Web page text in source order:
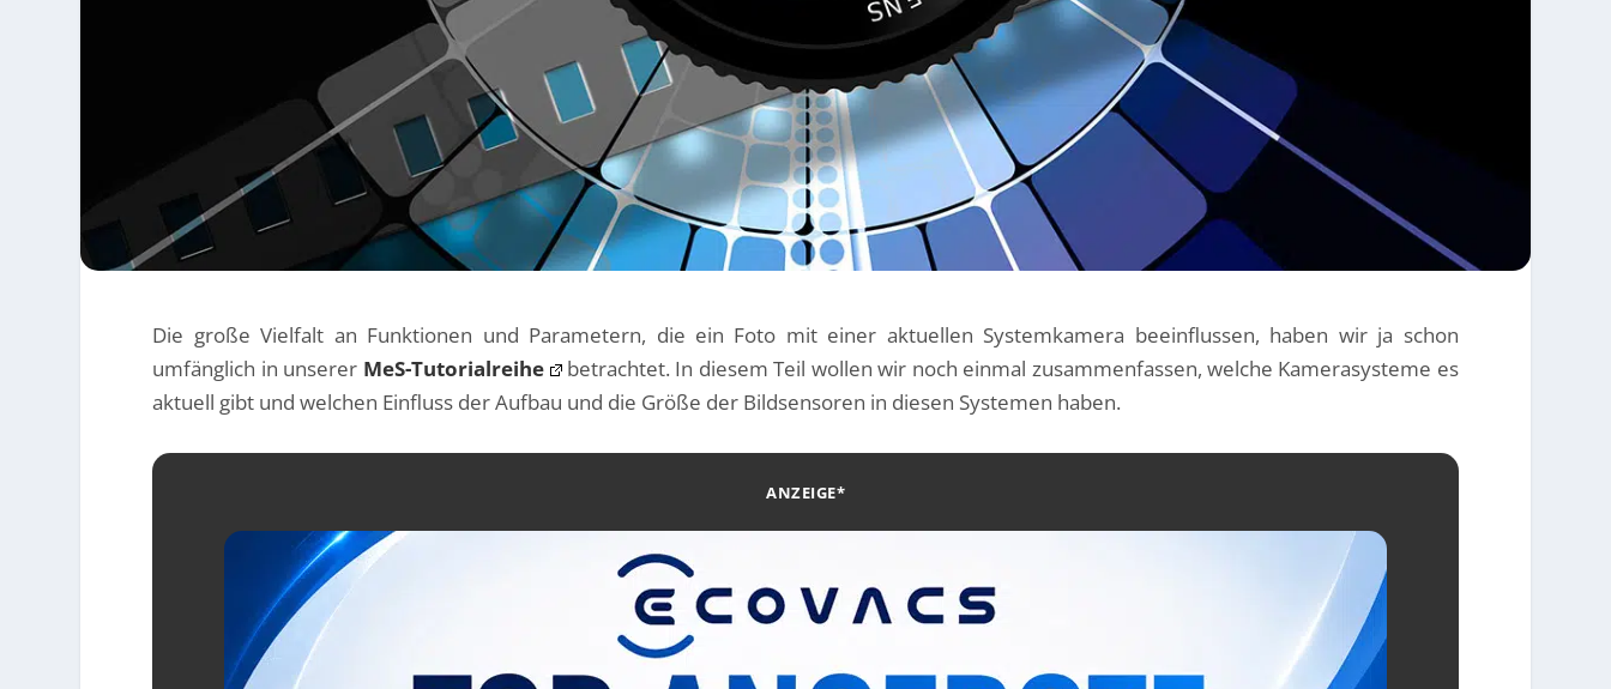
Die große Vielfalt an Funktionen und Parametern, die ein Foto mit einer aktuellen Systemkamera beeinflussen, haben wir ja schon
umfänglich in unserer MeS-Tutorialreihe
betrachtet. In diesem Teil wollen wir noch einmal zusammenfassen, welche Kamerasysteme es
aktuell gibt und welchen Einfluss der Aufbau und die Größe der Bildsensoren in diesen Systemen haben.
ANZEIGE*